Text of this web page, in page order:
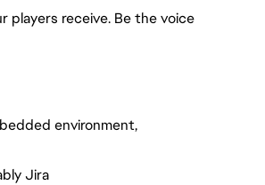
players receive. Be the voice
environment,
Jira